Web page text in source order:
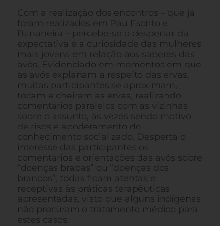
Com a realização dos encontros – que já
foram realizados em Pau Escrito e
Bananeira – percebe-se o despertar da
expectativa e a curiosidade das mulheres
mais jovens em relação aos saberes das
avós. Evidenciado em momentos em que
as avós explanam a respeito das ervas,
muitas participantes se aproximam,
tocam e cheiram as ervas, realizando
comentários paralelos com as vizinhas
sobre o assunto, às vezes sendo motivo
de risos e apoderamento do
conhecimento socializado. Desperta o
interesse das participantes os
comentários e orientações das avós sobre
“doenças brabas” ou “doenças dos
brancos”, todas ficam atentas e
receptivas às práticas terapêuticas
apresentadas, visto que alguns indígenas
não procuram o tratamento médico para
estes casos.